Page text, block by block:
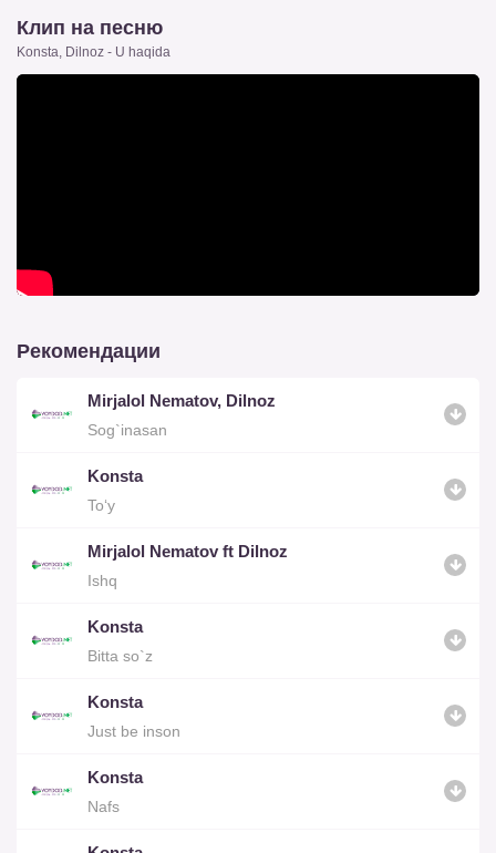
Клип на песню
Konsta, Dilnoz - U haqida
Рекомендации
Mirjalol Nematov, Dilnoz
Sog`inasan
Konsta
To‘y
Mirjalol Nematov ft Dilnoz
Ishq
Konsta
Bitta so`z
Konsta
Just be inson
Konsta
Nafs